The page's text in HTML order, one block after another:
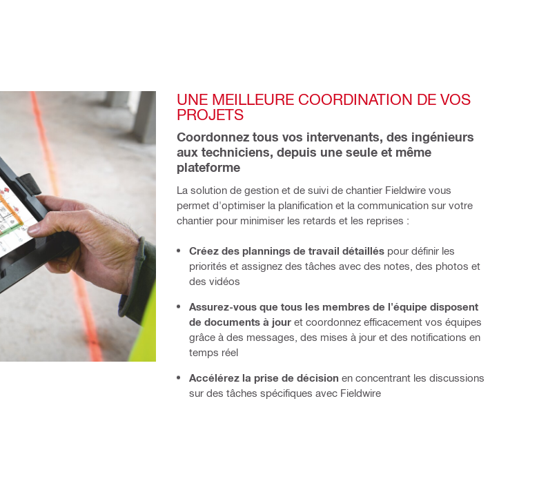
UNE MEILLEURE COORDINATION DE VOS
PROJETS
Coordonnez tous vos intervenants, des ingénieurs
aux techniciens, depuis une seule et même
plateforme
La solution de gestion et de suivi de chantier Fieldwire vous
permet d'optimiser la planification et la communication sur votre
chantier pour minimiser les retards et les reprises :
Créez des plannings de travail détaillés pour définir les
priorités et assignez des tâches avec des notes, des photos et
des vidéos
Assurez-vous que tous les membres de l'équipe disposent
de documents à jouret coordonnez efficacement vos équipes
grâce à des messages, des mises à jour et des notifications en
temps réel
Accélérez la prise de décisionen concentrant les discussions
sur des tâches spécifiques avec Fieldwire